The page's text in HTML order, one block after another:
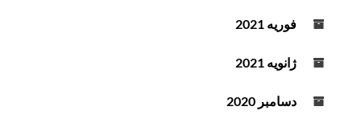
فوریه 2021
ژانویه 2021
دسامبر 2020